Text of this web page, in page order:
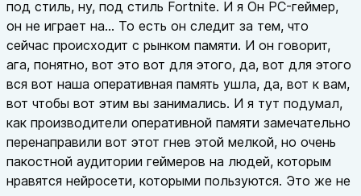
под стиль, ну, под стиль Fortnite. И я Он PC-геймер,
он не играет на... То есть он следит за тем, что
сейчас происходит с рынком памяти. И он говорит,
ага, понятно, вот это вот для этого, да, вот для этого
вся вот наша оперативная память ушла, да, вот к вам,
вот чтобы вот этим вы занимались. И я тут подумал,
как производители оперативной памяти замечательно
перенаправили вот этот гнев этой мелкой, но очень
пакостной аудитории геймеров на людей, которым
нравятся нейросети, которыми пользуются. Это же не